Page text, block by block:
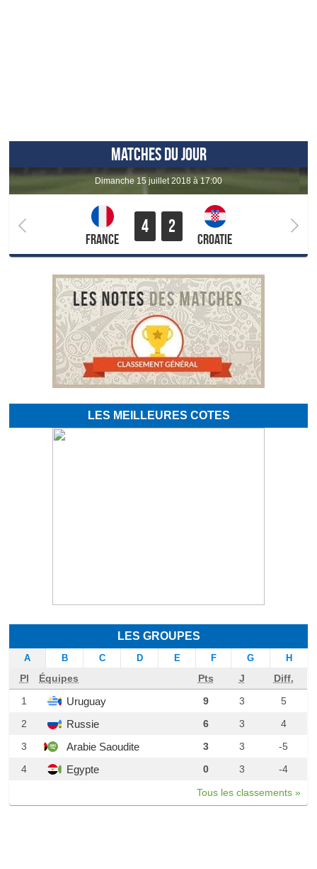
MATCHES DU JOUR
dimanche 15 juillet 2018 à 17:00
France
4 2
Croatie
LES MEILLEURES COTES
LES GROUPES
A B C D E F G H
Pl Équipes Pts J
Diff.
1
Uruguay 9 3
5
2
Russie 6 3
4
3
Arabie Saoudite 3 3
-5
4
Egypte 0 3 -4
Tous les classements »